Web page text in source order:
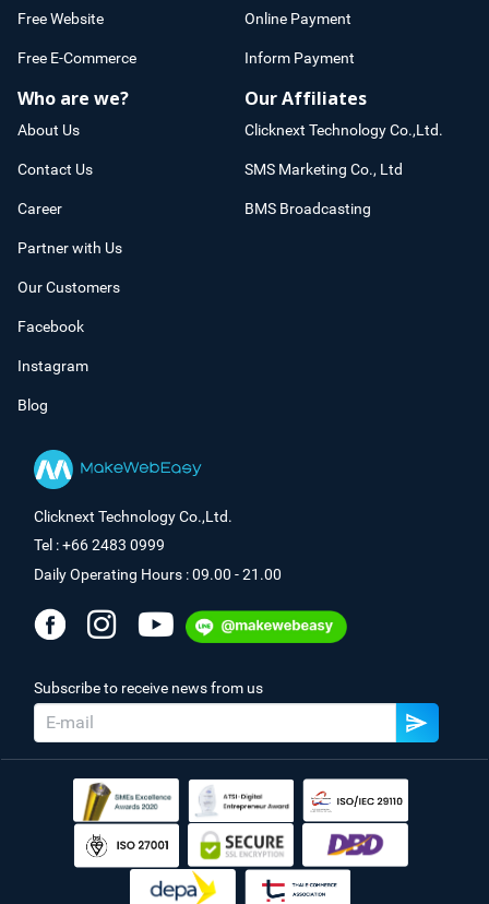
Free Website
Free E-Commerce
Online Payment
Inform Payment
Who are we?
About Us
Contact Us
Career
Partner with Us
Our Customers
Facebook
Instagram
Blog
Our Affiliates
Clicknext Technology Co.,Ltd.
SMS Marketing Co., Ltd
BMS Broadcasting
Clicknext Technology Co.,Ltd.
Tel : +66 2483 0999
Daily Operating Hours : 09.00 - 21.00
Subscribe to receive news from us